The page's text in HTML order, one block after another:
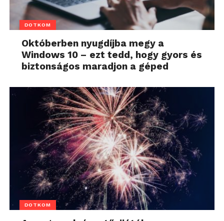
DOTKOM
Októberben nyugdíjba megy a
Windows 10 – ezt tedd, hogy gyors és
biztonságos maradjon a géped
DOTKOM